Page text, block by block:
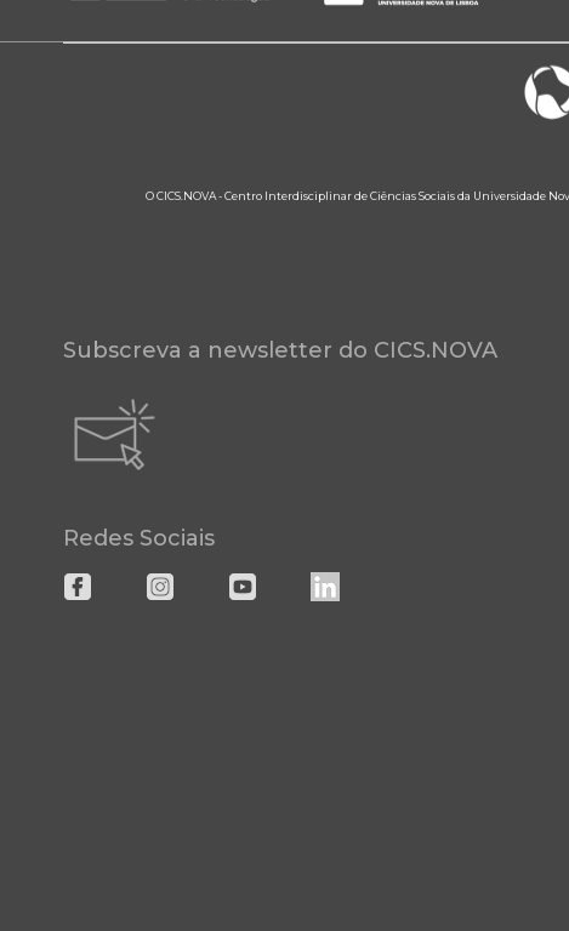
O CICS.NOVA - Centro Interdisciplinar de Ciências Sociais da Universidade
Subscreva a newsletter do CICS.NOVA
Redes Sociais